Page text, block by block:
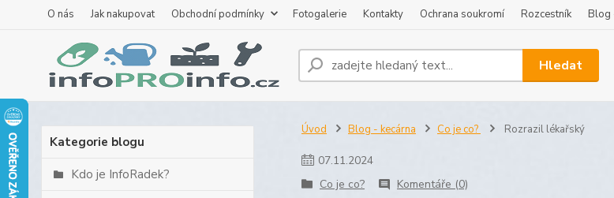
O nás Jak nakupovat Obchodní podmínky Fotogalerie Kontakty Ochrana soukromí Rozcestník Blog
Hledat
Kategorie blogu
Kdo je InfoRadek?
Úvod Blog - kecárna Co je co? Rozrazil lékařský
07.11.2024
Co je co?
Komentáře (0)